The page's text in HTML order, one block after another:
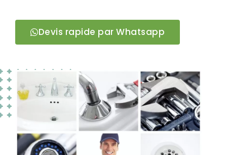
Devis rapide par Whatsapp